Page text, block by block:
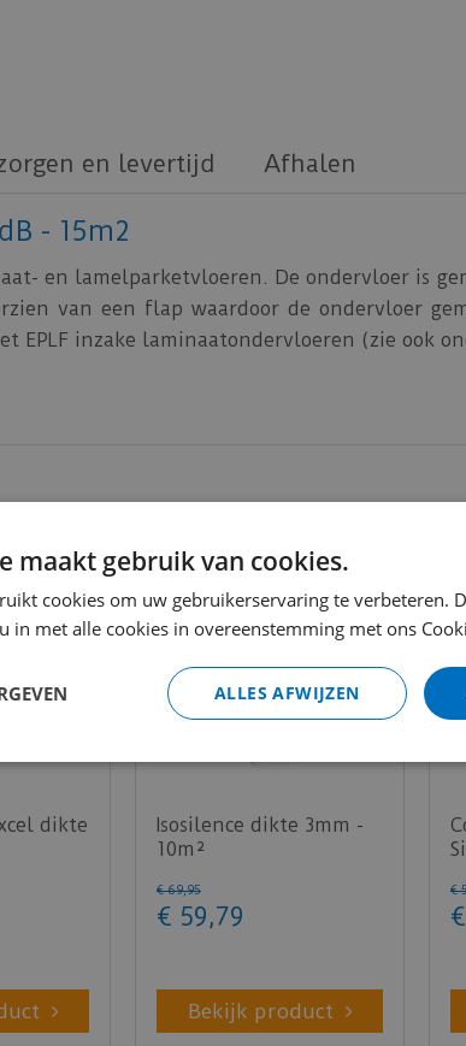
en levertijd Afhalen
- 15m2
en lamelparketvloeren. De ondervloer is
van een flap waardoor de ondervloer
EPLF inzake laminaatondervloeren (zie ook
met 8 mm laminaat)
inzake laminaatondervloeren
mag voor vloerverwarming niet hoger
geluidsreductie.
dikte
Isosilence dikte 3mm -
10m²
€ 69,95
€ 59,79
Bekijk product
€
€
maakt gebruik van cookies.
cookies om uw gebruikerservaring te verbeteren.
in met alle cookies in overeenstemming met ons
ALLES AFWIJZEN